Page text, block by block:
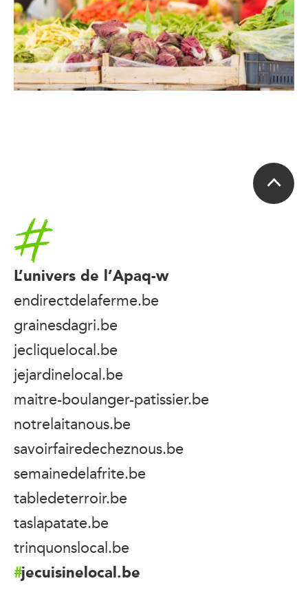
Accueil
L’univers de l’Apaq-w
endirectdelaferme.be
grainesdagri.be
jecliquelocal.be
jejardinelocal.be
maitre-boulanger-patissier.be
notrelaitanous.be
savoirfairedecheznous.be
semainedelafrite.be
tabledeterroir.be
taslapatate.be
trinquonslocal.be
jecuisinelocal.be